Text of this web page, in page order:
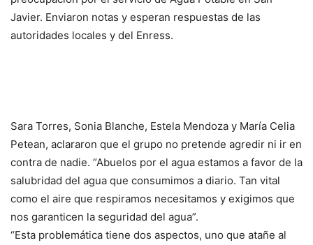
Javier. Enviaron notas y esperan respuestas de las
autoridades locales y del Enress.
Sara Torres, Sonia Blanche, Estela Mendoza y María Celia
Petean, aclararon que el grupo no pretende agredir ni ir en
contra de nadie. “Abuelos por el agua estamos a favor de la
salubridad del agua que consumimos a diario. Tan vital
como el aire que respiramos necesitamos y exigimos que
nos garanticen la seguridad del agua”.
“Esta problemática tiene dos aspectos, uno que atañe al